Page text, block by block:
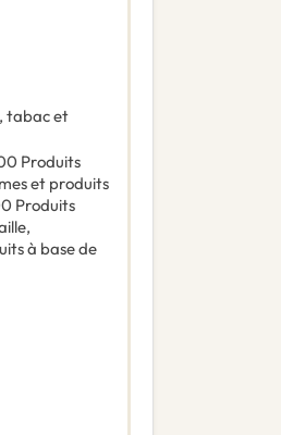
tabac et
Produits
et produits
Produits
,
à base de